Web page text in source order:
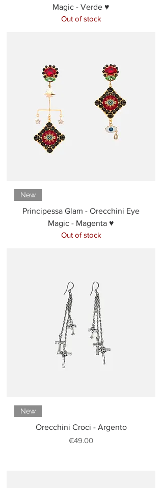
Magic - Verde ♥
Out of stock
New
Principessa Glam - Orecchini Eye
Magic - Magenta ♥
Out of stock
New
Orecchini Croci - Argento
Price
€49.00